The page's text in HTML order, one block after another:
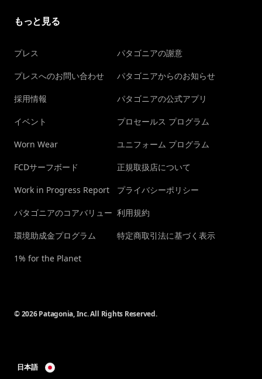
もっと見る
プレス
プレスへのお問い合わせ
採用情報
イベント
Worn Wear
FCDサーフボード
Work in Progress Report
パタゴニアのコアバリュー
環境助成金プログラム
1% for the Planet
パタゴニアの謝意
パタゴニアからのお知らせ
パタゴニアの公式アプリ
プロセールス プログラム
ユニフォーム プログラム
正規取扱店について
プライバシーポリシー
利用規約
特定商取引法に基づく表示
© 2026 Patagonia, Inc. All Rights Reserved.
日本語